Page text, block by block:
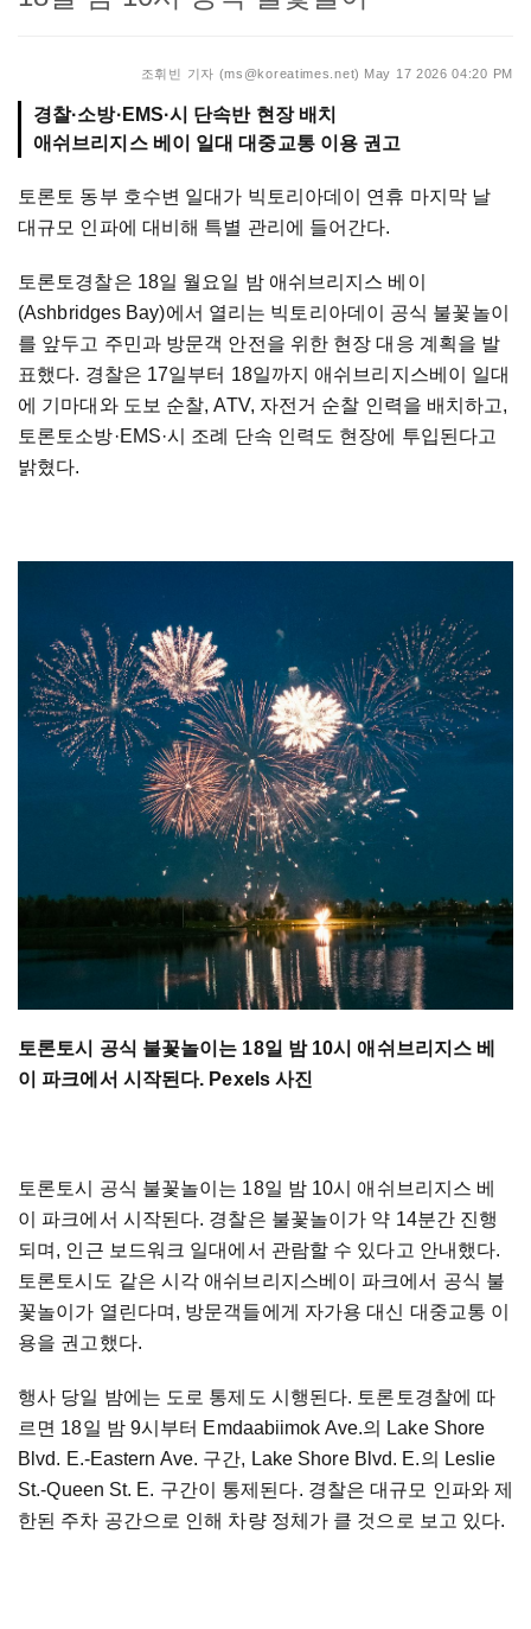
조휘빈 기자 (ms@koreatimes.net) May 17 2026 04:20 PM
경찰·소방·EMS·시 단속반 현장 배치
애쉬브리지스 베이 일대 대중교통 이용 권고
토론토 동부 호수변 일대가 빅토리아데이 연휴 마지막 날
대규모 인파에 대비해 특별 관리에 들어간다.
토론토경찰은 18일 월요일 밤 애쉬브리지스 베이
(Ashbridges Bay)에서 열리는 빅토리아데이 공식 불꽃놀이
를 앞두고 주민과 방문객 안전을 위한 현장 대응 계획을 발
표했다. 경찰은 17일부터 18일까지 애쉬브리지스베이 일대
에 기마대와 도보 순찰, ATV, 자전거 순찰 인력을 배치하고,
토론토소방·EMS·시 조례 단속 인력도 현장에 투입된다고
밝혔다.
토론토시 공식 불꽃놀이는 18일 밤 10시 애쉬브리지스 베
이 파크에서 시작된다. Pexels 사진
토론토시 공식 불꽃놀이는 18일 밤 10시 애쉬브리지스 베
이 파크에서 시작된다. 경찰은 불꽃놀이가 약 14분간 진행
되며, 인근 보드워크 일대에서 관람할 수 있다고 안내했다.
토론토시도 같은 시각 애쉬브리지스베이 파크에서 공식 불
꽃놀이가 열린다며, 방문객들에게 자가용 대신 대중교통 이
용을 권고했다.
행사 당일 밤에는 도로 통제도 시행된다. 토론토경찰에 따
르면 18일 밤 9시부터 Emdaabiimok Ave.의 Lake Shore
Blvd. E.-Eastern Ave. 구간, Lake Shore Blvd. E.의 Leslie
St.-Queen St. E. 구간이 통제된다. 경찰은 대규모 인파와 제
한된 주차 공간으로 인해 차량 정체가 클 것으로 보고 있다.